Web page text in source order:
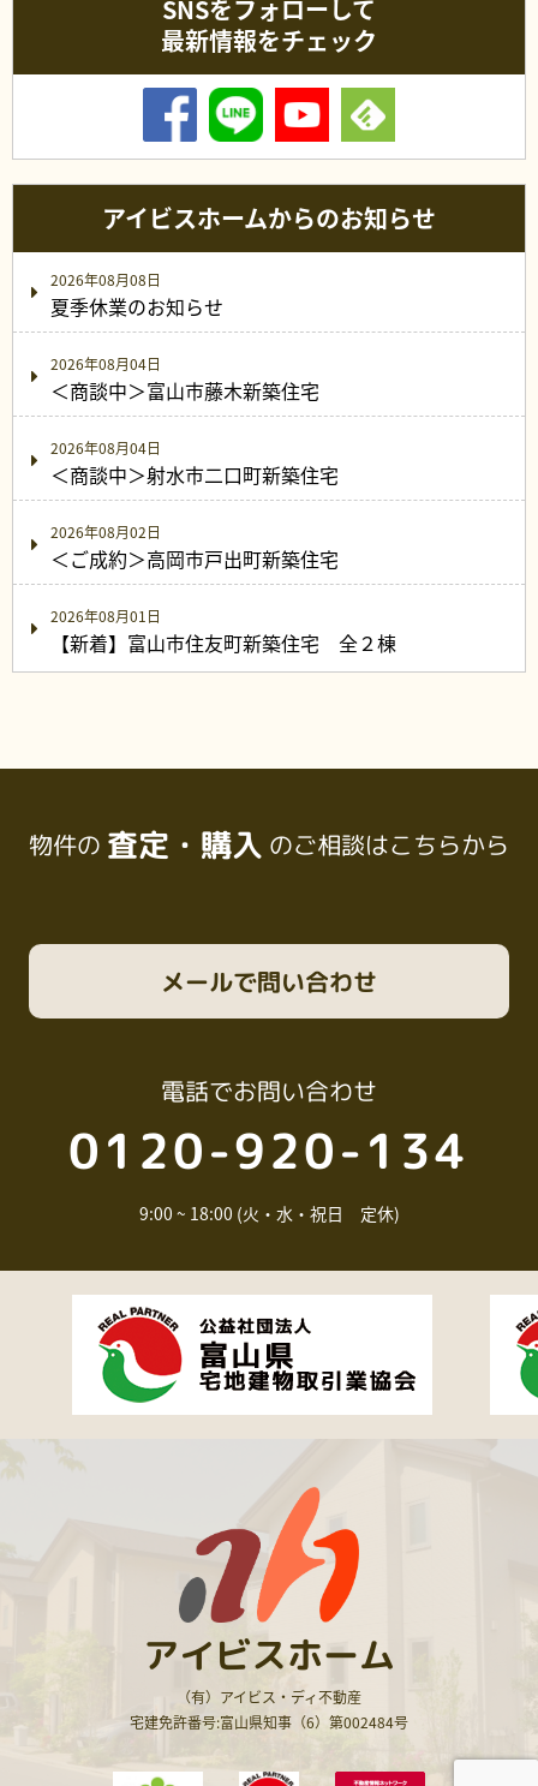
SNSをフォローして
最新情報をチェック
アイビスホームからのお知らせ
2026年08月08日
夏季休業のお知らせ
2026年08月04日
＜商談中＞富山市藤木新築住宅
2026年08月04日
＜商談中＞射水市二口町新築住宅
2026年08月02日
＜ご成約＞高岡市戸出町新築住宅
2026年08月01日
【新着】富山市住友町新築住宅 全２棟
物件の 査定・購入 のご相談はこちらから
電話でお問い合わせ
0120-920-134
9:00 ~ 18:00 (火・水・祝日 定休)
メールで問い合わせ
アイビスホーム
（有）アイビス・ディ不動産
宅建免許番号:富山県知事（6）第002484号